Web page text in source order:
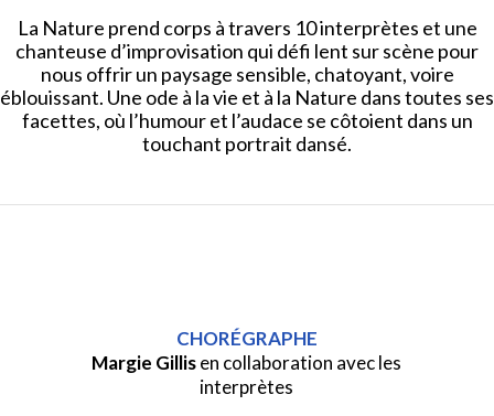
La Nature prend corps à travers 10 interprètes et une
chanteuse d’improvisation qui défi lent sur scène pour
nous offrir un paysage sensible, chatoyant, voire
éblouissant. Une ode à la vie et à la Nature dans toutes ses
facettes, où l’humour et l’audace se côtoient dans un
touchant portrait dansé.
CHORÉGRAPHE
Margie Gillisen collaboration avec les
interprètes